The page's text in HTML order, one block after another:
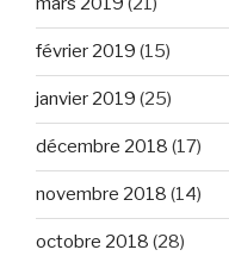
février 2019 (15)
janvier 2019 (25)
décembre 2018 (17)
novembre 2018 (14)
octobre 2018 (28)